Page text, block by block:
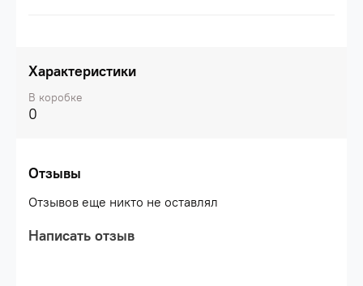
Характеристики
В коробке
0
Отзывы
Отзывов еще никто не оставлял
Написать отзыв